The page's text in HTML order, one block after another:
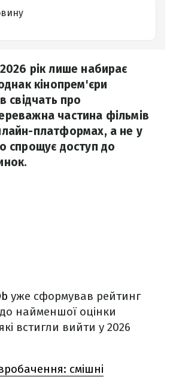
рік лише набирає
кінопрем'єри
свідчать про
частина фільмів
платформах, а не у
спрощує доступ до
уже сформував рейтинг
найменшої оцінки
встигли вийти у 2026
смішні